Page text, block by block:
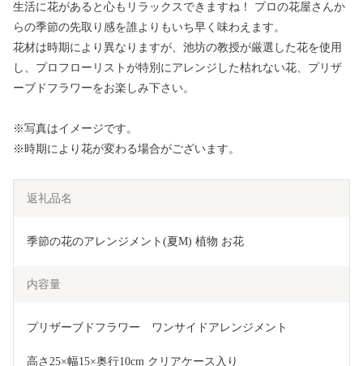
生活に花があると心もリラックスできますね！ プロの花屋さんか
らの季節の先取り感を誰よりもいち早く味わえます。
花材は時期により異なりますが、池坊の教授が厳選した花を使用
し、プロフローリストが特別にアレンジした枯れない花、プリザ
ーブドフラワーをお楽しみ下さい。
※写真はイメージです。
※時期により花が変わる場合がございます。
返礼品名
季節の花のアレンジメント(夏M) 植物 お花
内容量
プリザーブドフラワー　ワンサイドアレンジメント
高さ25×幅15×奥行10cm クリアケース入り